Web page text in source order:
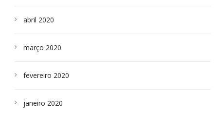
abril 2020
março 2020
fevereiro 2020
janeiro 2020